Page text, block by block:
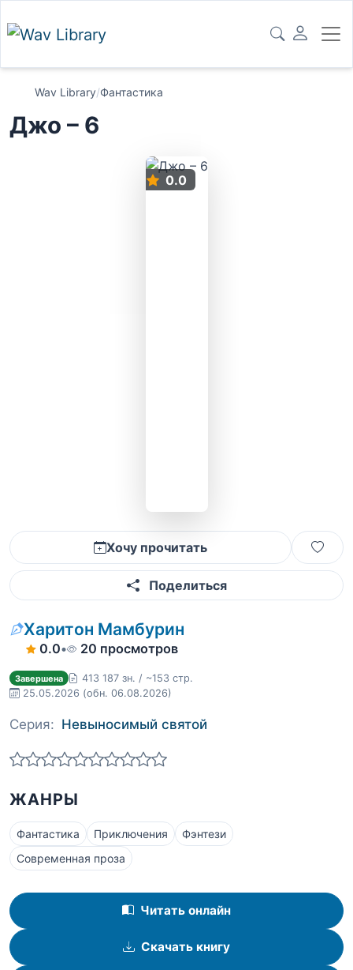
Wav Library/Фантастика
Джо – 6
0.0
Хочу прочитать
Поделиться
Харитон Мамбурин
0.0• 20 просмотров
Завершена
413 187 зн. / ~153 стр.
25.05.2026 (обн. 06.08.2026)
Серия: Невыносимый святой
ЖАНРЫ
Фантастика Приключения
Фэнтези
Современная проза
Читать онлайн
Скачать книгу